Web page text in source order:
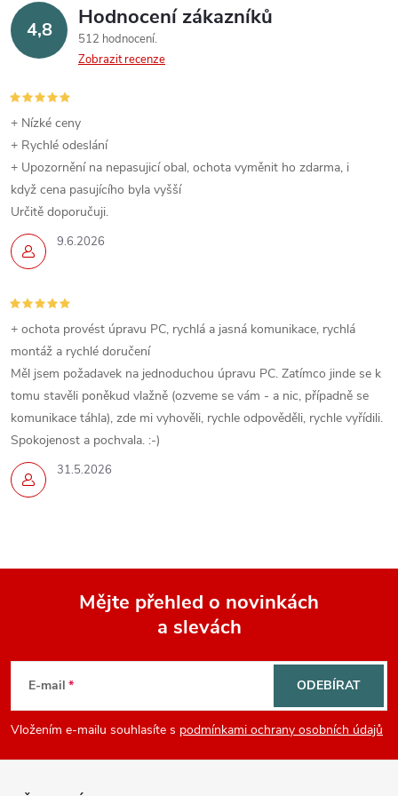
y
ý
p
i
s
u
4,8 Hodnocení zákazníků
512 hodnocení
Zobrazit recenze
9.6.2026
+ Nízké ceny
+ Rychlé odeslání
+ Upozornění na nepasujicí obal, ochota vyměnit ho zdarma, i
když cena pasujícího byla vyšší
Určitě doporučuji.
31.5.2026
+ ochota provést úpravu PC, rychlá a jasná komunikace, rychlá
montáž a rychlé doručení
Měl jsem požadavek na jednoduchou úpravu PC. Zatímco jinde se k
tomu stavěli poněkud vlažně (ozveme se vám - a nic, případně se
komunikace táhla), zde mi vyhověli, rychle odpověděli, rychle vyřídili.
Spokojenost a pochvala. :-)
p
Mějte přehled o novinkách
a slevách
E-mail
Vložením e-mailu souhlasíte s podmínkami ochrany osobních údajů
ODEBÍRAT